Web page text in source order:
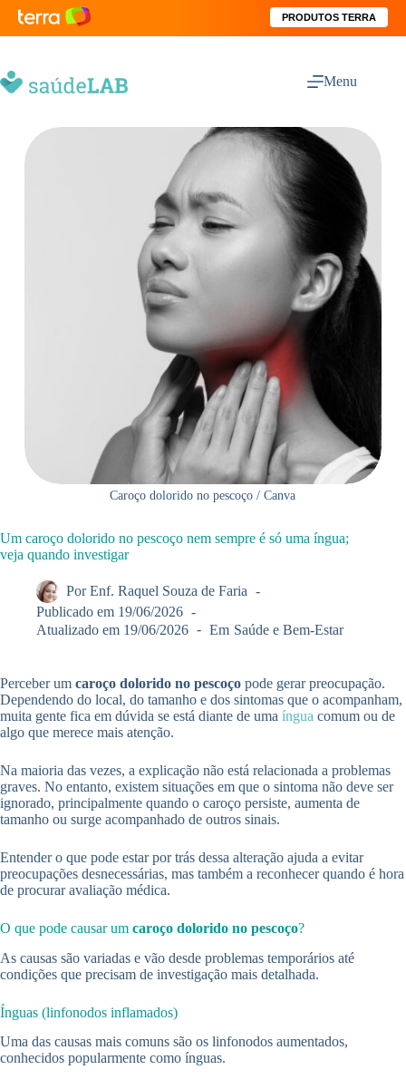
PRODUTOS TERRA
Menu
Caroço dolorido no pescoço / Canva
Um caroço dolorido no pescoço nem sempre é só uma íngua;
veja quando investigar
Por Enf. Raquel Souza de Faria
Publicado em 19/06/2026
Atualizado em 19/06/2026 Em Saúde e Bem-Estar
Perceber um caroço dolorido no pescoço pode gerar preocupação.
Dependendo do local, do tamanho e dos sintomas que o acompanham,
muita gente fica em dúvida se está diante de uma íngua comum ou de
algo que merece mais atenção.
Na maioria das vezes, a explicação não está relacionada a problemas
graves. No entanto, existem situações em que o sintoma não deve ser
ignorado, principalmente quando o caroço persiste, aumenta de
tamanho ou surge acompanhado de outros sinais.
Entender o que pode estar por trás dessa alteração ajuda a evitar
preocupações desnecessárias, mas também a reconhecer quando é hora
de procurar avaliação médica.
O que pode causar um caroço dolorido no pescoço?
As causas são variadas e vão desde problemas temporários até
condições que precisam de investigação mais detalhada.
Ínguas (linfonodos inflamados)
Uma das causas mais comuns são os linfonodos aumentados,
conhecidos popularmente como ínguas.